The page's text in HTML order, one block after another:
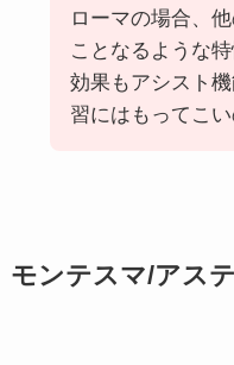
ローマの場合、
ことなるような特
効果もアシスト
習にはもってこ
モンテスマ/アス